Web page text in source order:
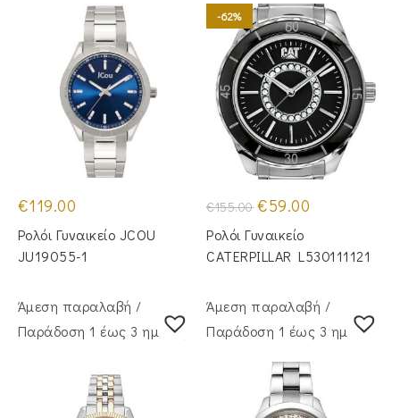
€119.00
Ρολόι Γυναικείο JCOU
JU19055-1
-62%
€155.00 Original
price
€155.00.
€59.00
€59.00.
Ρολόι Γυναικείο
CATERPILLAR L530111121
Άμεση παραλαβή /
Παράδoση 1 έως 3 ημέρες
Άμεση παραλαβή /
Παράδoση 1 έως 3 ημέρες